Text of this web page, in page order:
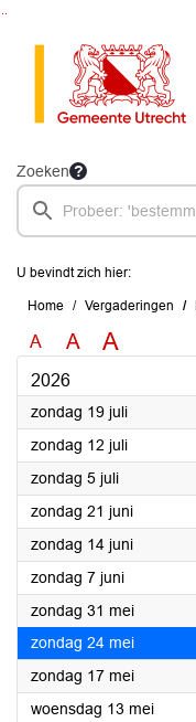
Zoeken
U bevindt zich hier:
Home Vergaderingen
A A A
2026
zondag 19 juli2026
zondag 12 juli2026
zondag 5 juli2026
zondag 21 juni2026
zondag 14 juni2026
zondag 7 juni2026
zondag 31 mei2026
zondag 24 mei2026
zondag 17 mei2026
woensdag 13 mei2026